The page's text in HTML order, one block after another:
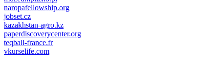
naropafellowship.org
jobset.cz
kazakhstan-agro.kz
paperdiscoverycenter.org
teqball-france.fr
vkurselife.com